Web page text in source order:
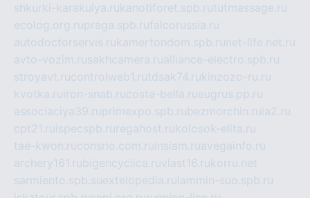
shkurki-karakulya.rukanotiforet.spb.rututmassage.ru
ecolog.org.rupraga.spb.rufalcorussia.ru
autodoctorservis.rukamertondom.spb.ru net-life.net.ru
avto-vozim.rusakhcamera.rualliance-electro.spb.ru
stroyavt.rucontrolweb1.rutdsak74.rukinzozo-ru.ru
kvotka.ru iron-snab.rucosta-bella.rueugrus.pp.ru
associaciya39.ruprimexpo.spb.rubezmorchin.ru ia2.ru
cpt21.ru ispecspb.ru regahost.rukolosok-elita.ru
tae-kwon.ruconsrio.com.ru insiam.ruavegainfo.ru
archery161.rubigencyclica.ruvlast16.rukorru.net
sarmiento.spb.suextelopedia.ru lammin-suo.spb.ru